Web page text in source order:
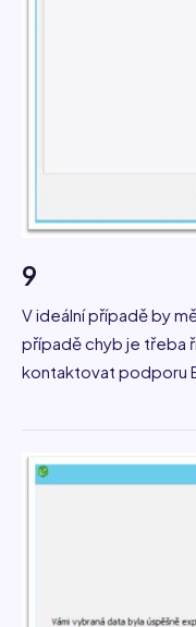
9
V ideální případě by
případě chyb je třeba
kontaktovat podporu